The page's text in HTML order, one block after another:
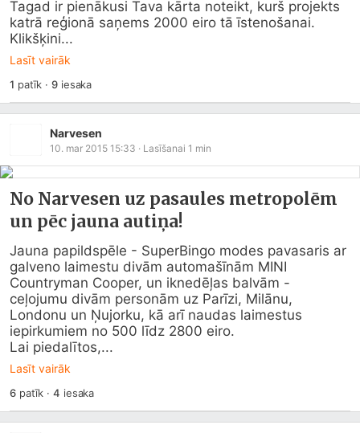
Tagad ir pienākusi Tava kārta noteikt, kurš projekts
katrā reģionā saņems 2000 eiro tā īstenošanai.
Klikšķini...
Lasīt vairāk
1 patīk ·9iesaka
Narvesen
10. mar 2015 15:33 · Lasīšanai 1 min
No Narvesen uz pasaules metropolēm
un pēc jauna autiņa!
Jauna papildspēle - SuperBingo modes pavasaris ar
galveno laimestu divām automašīnām MINI
Countryman Cooper, un iknedēļas balvām -
ceļojumu divām personām uz Parīzi, Milānu,
Londonu un Ņujorku, kā arī naudas laimestus
iepirkumiem no 500 līdz 2800 eiro.
Lai piedalītos,...
Lasīt vairāk
6patīk ·4 iesaka